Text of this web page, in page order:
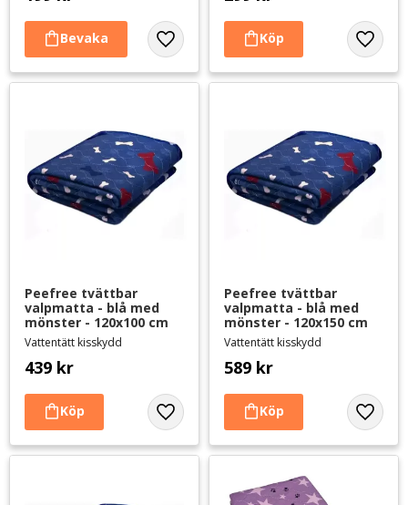
Lägg till i favoriter Lägg
Peefree tvättbar
valpmatta - blå med
mönster - 120x100 cm
Vattentätt kisskydd
439 kr
Lägg till i favoriter
Peefree tvättbar
valpmatta - blå med
mönster - 120x150 cm
Vattentätt kisskydd
589 kr
Lägg